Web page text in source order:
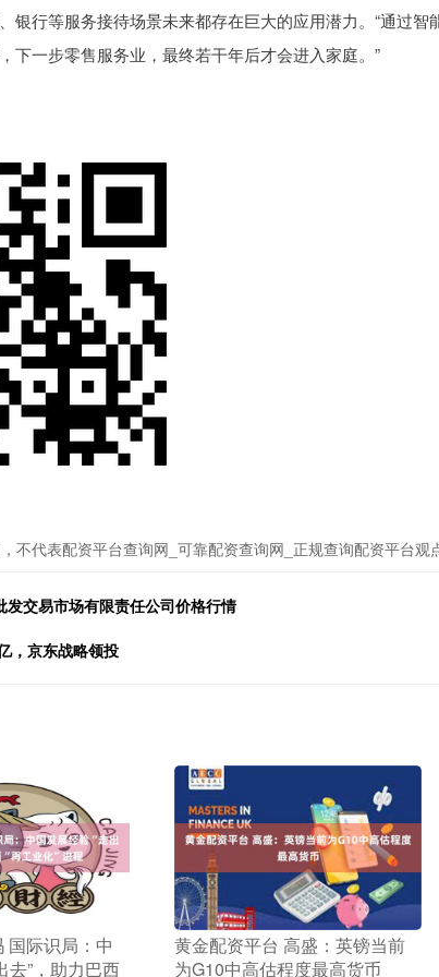
行等服务接待场景未来都存在巨大的应用潜力。“通过智
下一步零售服务业，最终若干年后才会进入家庭。”
不代表配资平台查询网_可靠配资查询网_正规查询配资平台观
交易市场有限责任公司价格行情
，京东战略领投
国际识局：中
去”，助力巴西
​黄金配资平台 高盛：英镑当前
为G10中高估程度最高货币